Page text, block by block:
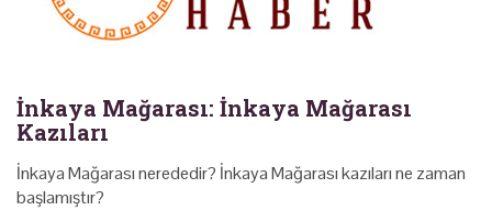
İnkaya Mağarası: İnkaya Mağarası
Kazıları
İnkaya Mağarası nerededir? İnkaya Mağarası kazıları ne zaman
başlamıştır?